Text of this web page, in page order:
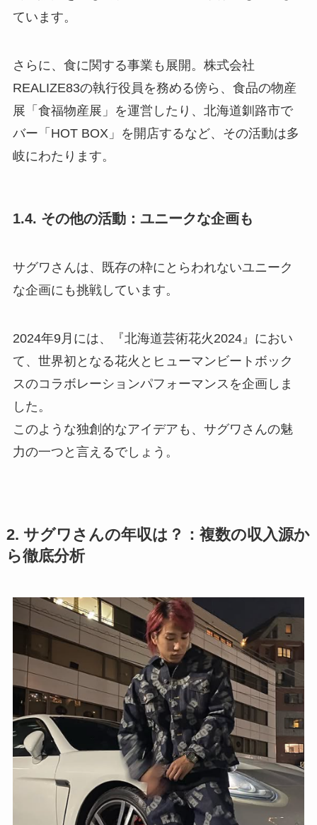
ています。
さらに、食に関する事業も展開。株式会社
REALIZE83の執行役員を務める傍ら、食品の物産
展「食福物産展」を運営したり、北海道釧路市で
バー「HOT BOX」を開店するなど、その活動は多
岐にわたります。
1.4. その他の活動：ユニークな企画も
サグワさんは、既存の枠にとらわれないユニーク
な企画にも挑戦しています。
2024年9月には、『北海道芸術花火2024』におい
て、世界初となる花火とヒューマンビートボック
スのコラボレーションパフォーマンスを企画しま
した。
このような独創的なアイデアも、サグワさんの魅
力の一つと言えるでしょう。
2. サグワさんの年収は？：複数の収入源か
ら徹底分析